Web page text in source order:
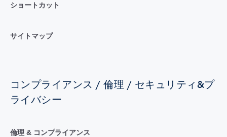
ショートカット
サイトマップ
コンプライアンス / 倫理 / セキュリティ&プ
ライバシー
倫理 & コンプライアンス